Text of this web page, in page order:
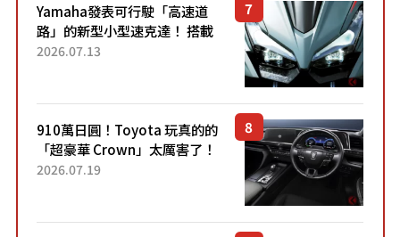
Yamaha發表可行駛「高速道
路」的新型小型速克達！ 搭載
能享受超強勁「渦輪感」的動
2026.07.13
910萬日圓！Toyota 玩真的的
「超豪華 Crown」太厲害了！
採用由「匠人技藝」打造的
2026.07.19